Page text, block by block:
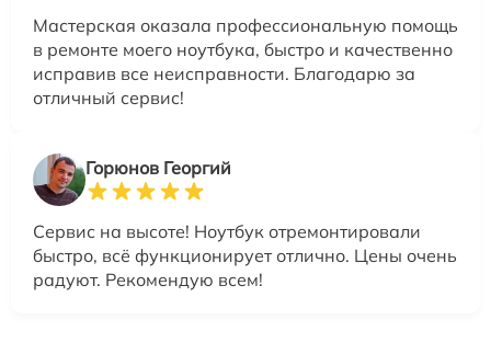
Мастерская оказала профессиональную помощь
в ремонте моего ноутбука, быстро и качественно
исправив все неисправности. Благодарю за
отличный сервис!
Горюнов Георгий
Сервис на высоте! Ноутбук отремонтировали
быстро, всё функционирует отлично. Цены очень
радуют. Рекомендую всем!